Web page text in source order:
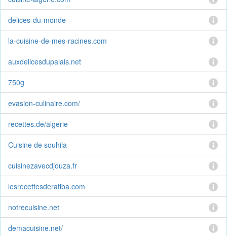
delices-du-monde
la-cuisine-de-mes-racines.com
auxdelicesdupalais.net
750g
evasion-culinaire.com/
recettes.de/algerie
Cuisine de souhila
cuisinezavecdjouza.fr
lesrecettesderatiba.com
notrecuisine.net
demacuisine.net/